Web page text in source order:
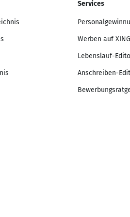
Services
Werben auf XING
Lebenslauf-
Anschreiben-